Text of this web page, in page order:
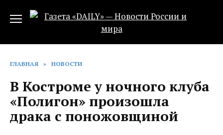
ГЛАВНАЯ » НОВОСТИ
В Костроме у ночного клуба
«Полигон» произошла
драка с поножовщиной